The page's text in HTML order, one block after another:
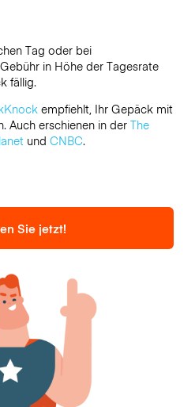
Tag oder bei
in Höhe der Tagesrate
fällig.
empfiehlt, Ihr Gepäck mit
Auch erschienen in der The
und CNBC.
Sie jetzt!